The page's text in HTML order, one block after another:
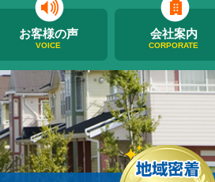
お客様の声
VOICE
会社案内
CORPORATE